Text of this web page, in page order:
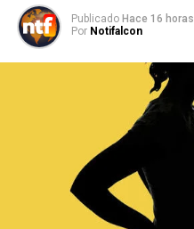
Publicado Hace 16 horas
Por Notifalcon